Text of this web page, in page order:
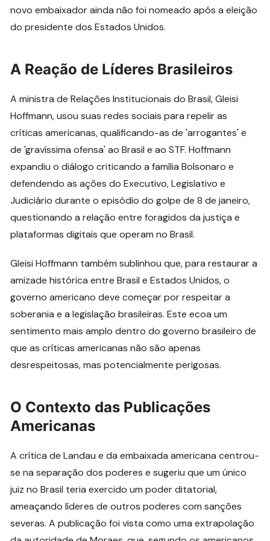
novo embaixador ainda não foi nomeado após a eleição
do presidente dos Estados Unidos.
A Reação de Líderes Brasileiros
A ministra de Relações Institucionais do Brasil, Gleisi
Hoffmann, usou suas redes sociais para repelir as
críticas americanas, qualificando-as de 'arrogantes' e
de 'gravíssima ofensa' ao Brasil e ao STF. Hoffmann
expandiu o diálogo criticando a família Bolsonaro e
defendendo as ações do Executivo, Legislativo e
Judiciário durante o episódio do golpe de 8 de janeiro,
questionando a relação entre foragidos da justiça e
plataformas digitais que operam no Brasil.
Gleisi Hoffmann também sublinhou que, para restaurar a
amizade histórica entre Brasil e Estados Unidos, o
governo americano deve começar por respeitar a
soberania e a legislação brasileiras. Este ecoa um
sentimento mais amplo dentro do governo brasileiro de
que as críticas americanas não são apenas
desrespeitosas, mas potencialmente perigosas.
O Contexto das Publicações
Americanas
A crítica de Landau e da embaixada americana centrou-
se na separação dos poderes e sugeriu que um único
juiz no Brasil teria exercido um poder ditatorial,
ameaçando líderes de outros poderes com sanções
severas. A publicação foi vista como uma extrapolação